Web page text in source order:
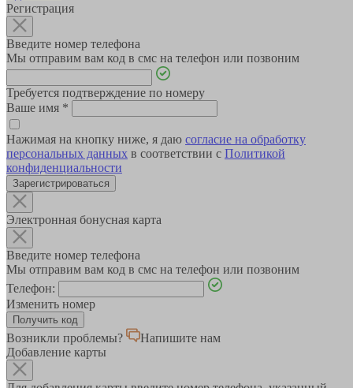
Регистрация
Введите номер телефона
Мы отправим вам код в смс на телефон или позвоним
Требуется подтверждение по номеру
Ваше имя *
Нажимая на кнопку ниже, я даю согласие на обработку
персональных данных в соответствии с Политикой
конфиденциальности
Зарегистрироваться
Электронная бонусная карта
Введите номер телефона
Мы отправим вам код в смс на телефон или позвоним
Телефон:
Изменить номер
Возникли проблемы?
Напишите нам
Добавление карты